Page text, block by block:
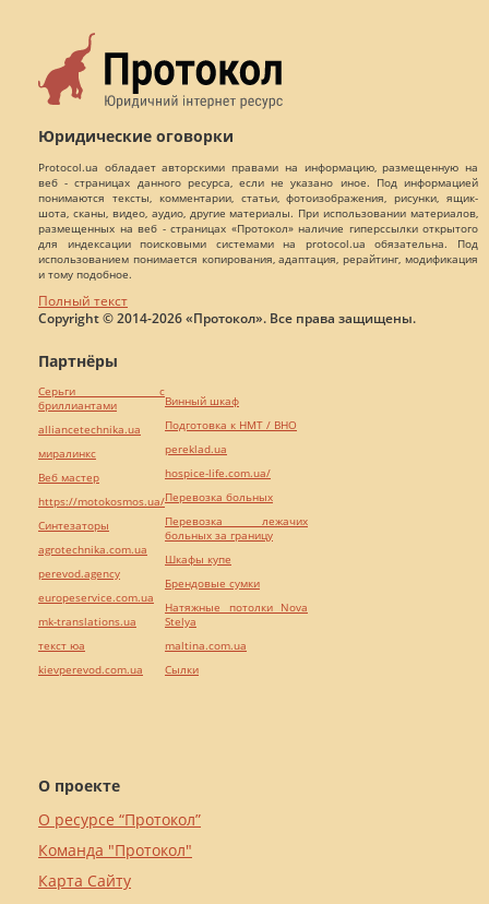
Юридические оговорки
Protocol.ua обладает авторскими правами на информацию, размещенную на
веб - страницах данного ресурса, если не указано иное. Под информацией
понимаются тексты, комментарии, статьи, фотоизображения, рисунки, ящик-
шота, сканы, видео, аудио, другие материалы. При использовании материалов,
размещенных на веб - страницах «Протокол» наличие гиперссылки открытого
для индексации поисковыми системами на protocol.ua обязательна. Под
использованием понимается копирования, адаптация, рерайтинг, модификация
и тому подобное.
Полный текст
Copyright © 2014-2026 «Протокол». Все права защищены.
О проекте
О ресурсе “Протокол”
Команда "Протокол"
Карта Сайту
Партнёры
Серьги с
бриллиантами
alliancetechnika.ua
миралинкс
Веб мастер
https://motokosmos.ua/
Синтезаторы
agrotechnika.com.ua
perevod.agency
europeservice.com.ua
mk-translations.ua
текст юа
kievperevod.com.ua
Винный шкаф
Подготовка к НМТ / ВНО
pereklad.ua
hospice-life.com.ua/
Перевозка больных
Перевозка лежачих
больных за границу
Шкафы купе
Брендовые сумки
Натяжные потолки Nova
Stelya
maltina.com.ua
Cылки